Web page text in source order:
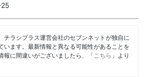
チラシプラス運営会社のセブンネットが独自に
います。最新情報と異なる可能性があることを
報に間違いがございましたら、「 こちら 」より